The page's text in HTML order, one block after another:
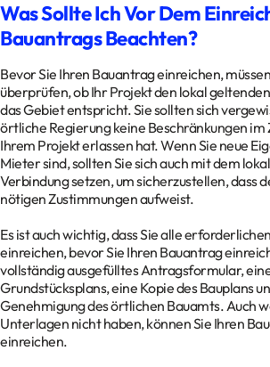
Was Sollte Ich Vor Dem
Bauantrags Beachten?
Bevor Sie Ihren Bauantrag einreichen,
überprüfen, ob Ihr Projekt den lokal
das Gebiet entspricht. Sie sollten sich
örtliche Regierung keine Beschränkungen
Ihrem Projekt erlassen hat. Wenn Sie neue
Mieter sind, sollten Sie sich auch mit dem
Verbindung setzen, um sicherzustellen, dass
nötigen Zustimmungen aufweist.
Es ist auch wichtig, dass Sie alle
einreichen, bevor Sie Ihren Bauantrag
vollständig ausgefülltes Antragsformular,
Grundstücksplans, eine Kopie des Bauplans
Genehmigung des örtlichen Bauamts. Auch
Unterlagen nicht haben, können Sie Ihren
einreichen.